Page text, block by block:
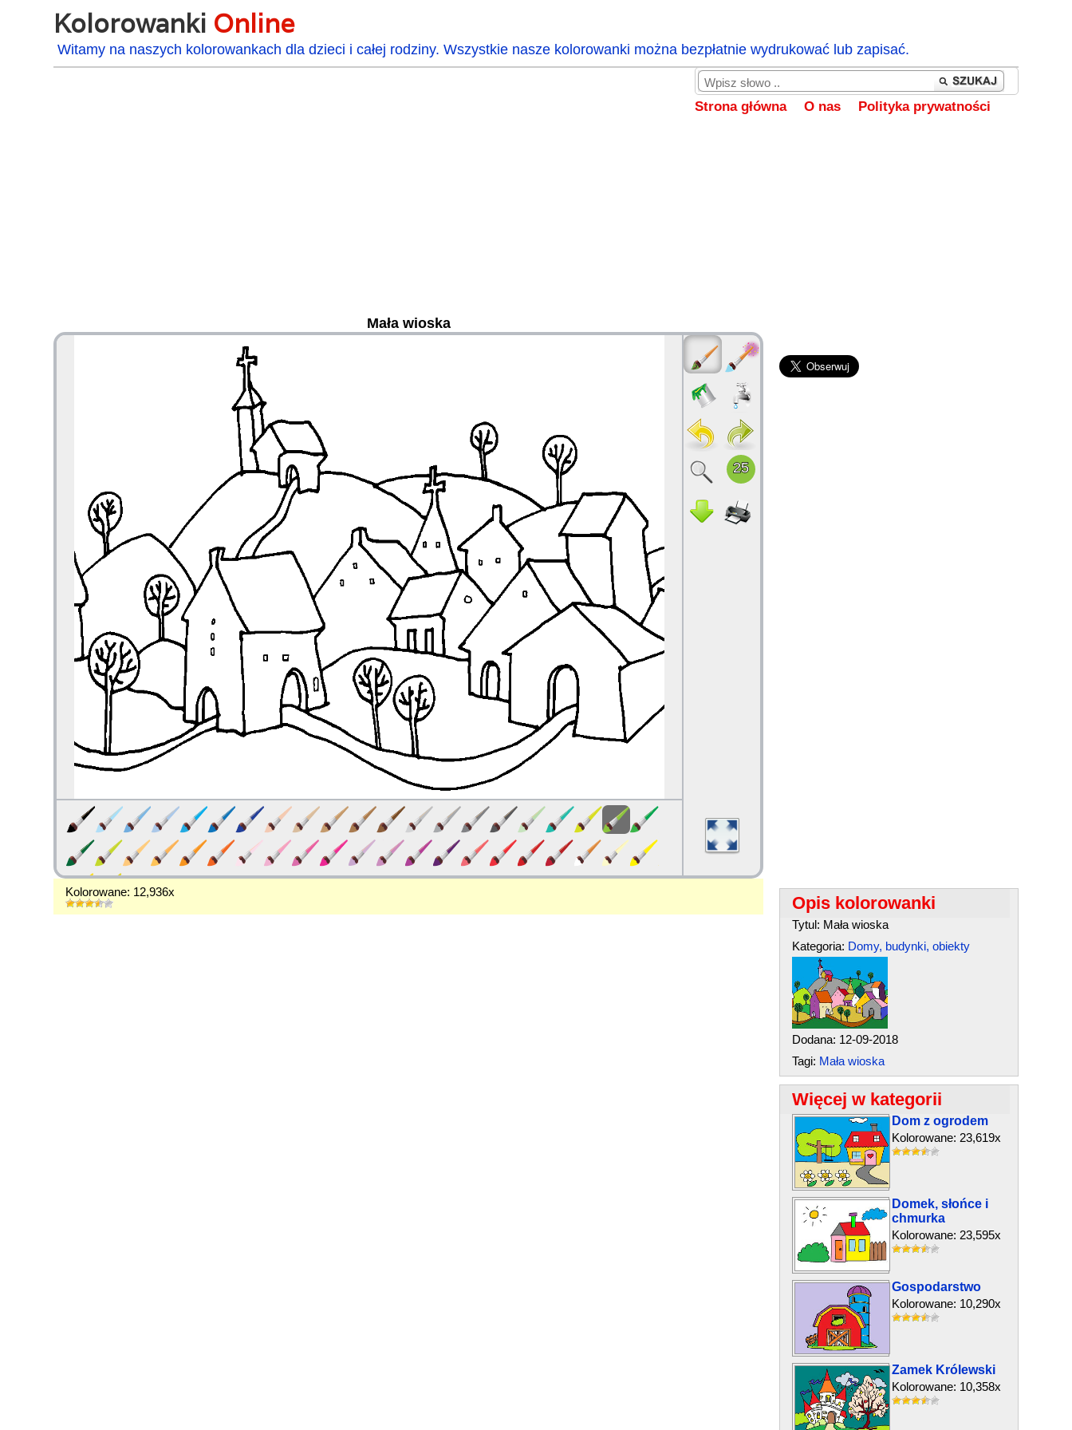
Kolorowanki Online
Witamy na naszych kolorowankach dla dzieci i całej rodziny. Wszystkie nasze kolorowanki można bezpłatnie wydrukować lub zapisać.
Strona główna O nas Polityka prywatności
Mała wioska
Kolorowane: 12,936x
Opis kolorowanki
Tytul: Mała wioska
Kategoria: Domy, budynki, obiekty
Dodana: 12-09-2018
Tagi: Mała wioska
Więcej w kategorii
Dom z ogrodem
Kolorowane: 23,619x
Domek, słońce i
chmurka
Kolorowane: 23,595x
Gospodarstwo
Kolorowane: 10,290x
Zamek Królewski
Kolorowane: 10,358x